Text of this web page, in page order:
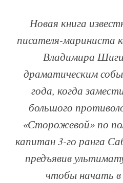
Новая книга
писателя-мариниста
Владимира
драматическим
года, когда
большого
«Сторожевой» по
капитан 3-го ранга
предъявив
чтобы начать